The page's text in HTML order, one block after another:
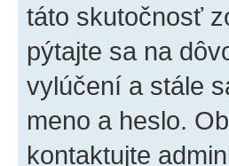
táto skutočnosť
pýtajte sa na
vylúčení a stále
meno a heslo.
kontaktujte